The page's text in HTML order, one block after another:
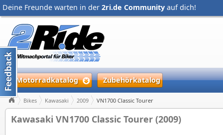
Deine Freunde warten in der 2ri.de Community auf dich!
Motorradkatalog Zubehörkatalog
Bikes Kawasaki 2009 VN1700 Classic Tourer
Kawasaki VN1700 Classic Tourer (2009)